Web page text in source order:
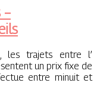
–
les trajets entre l’
un prix fixe de
entre minuit et